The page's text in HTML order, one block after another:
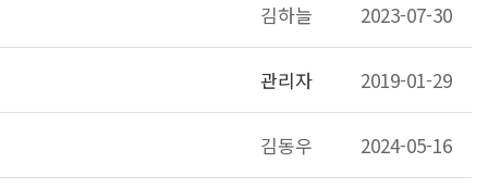
김하늘 2023-07-30
관리자 2019-01-29
김동우 2024-05-16